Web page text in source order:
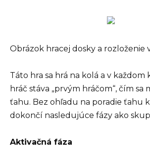
Obrázok hracej dosky a rozloženie
Táto hra sa hrá na kolá a v každom
hráč stáva „prvým hráčom“, čím sa
ťahu. Bez ohľadu na poradie ťahu
dokončí nasledujúce fázy ako
Aktivačná fáza